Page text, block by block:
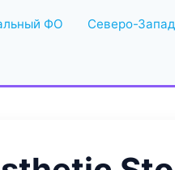
ФО Северо-